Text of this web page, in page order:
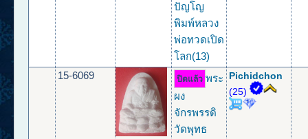
ปัญโญ
พิมพ์หลวง
พ่อทวดเปิด
โลก(13)
15-6069 ปิดแล้ว พระ
ผง
จักรพรรดิ
วัดพุทธ
Pichidchon
(25)